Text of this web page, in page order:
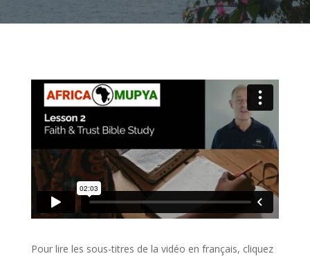
Pour lire les sous-titres de la vidéo en français, cliquez